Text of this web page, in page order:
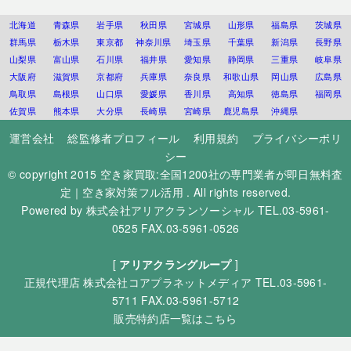
北海道 青森県 岩手県 秋田県 宮城県 山形県 福島県
茨城県
群馬県
栃木県 東京都 神奈川県 埼玉県 千葉県 新潟県
長野県
山梨県
富山県 石川県 福井県 愛知県 静岡県 三重県
岐阜県
大阪府
滋賀県 京都府 兵庫県 奈良県 和歌山県 岡山県
広島県
鳥取県
島根県 山口県 愛媛県 香川県 高知県 徳島県
福岡県
佐賀県
熊本県 大分県 長崎県 宮崎県 鹿児島県 沖縄県
運営会社 総監修者プロフィール 利用規約
プライバシーポリ
シー
© copyright 2015 空き家買取:全国1200社の専門業者が即日無料査
定｜空き家対策フル活用 . All rights reserved.
Powered by 株式会社アリアクランソーシャル TEL.03-5961-
0525 FAX.03-5961-0526
[ アリアクラングループ]
正規代理店株式会社コアプラネットメディア TEL.03-5961-
5711 FAX.03-5961-5712
販売特約店一覧はこちら